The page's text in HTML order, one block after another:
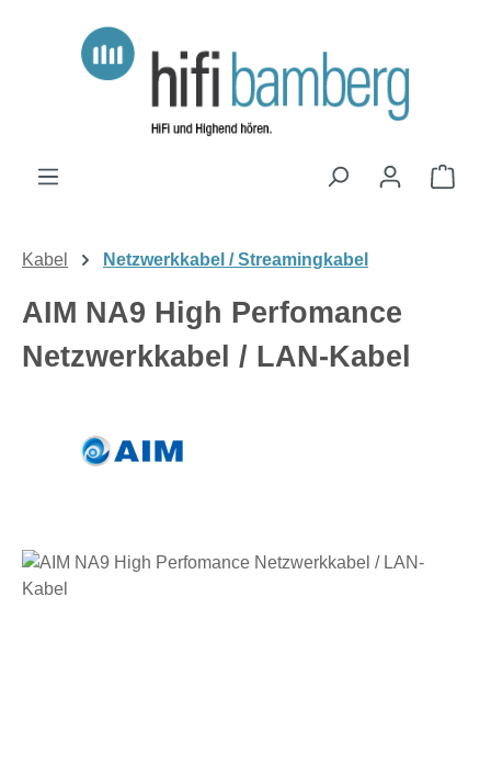
Zum Hauptinhalt springen
Kabel Netzwerkkabel / Streamingkabel
AIM NA9 High Perfomance
Netzwerkkabel / LAN-Kabel
Bildergalerie überspringen